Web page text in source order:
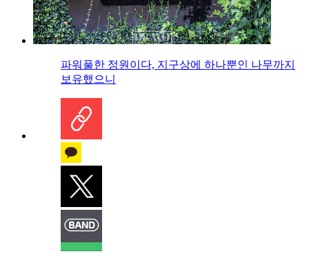
파워풀한 정원이다, 지구상에 하나뿐인 나무까지
보유했으니